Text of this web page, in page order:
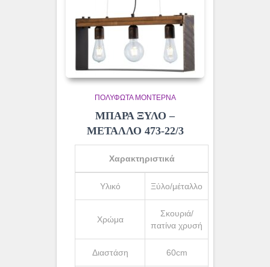
ΠΟΛΎΦΩΤΑ ΜΟΝΤΈΡΝΑ
ΜΠΑΡΑ ΞΥΛΟ –
ΜΕΤΑΛΛΟ 473-22/3
Χαρακτηριστικά
Υλικό Ξύλο/μέταλλο
Χρώμα
Σκουριά/
πατίνα χρυσή
Διαστάση 60cm